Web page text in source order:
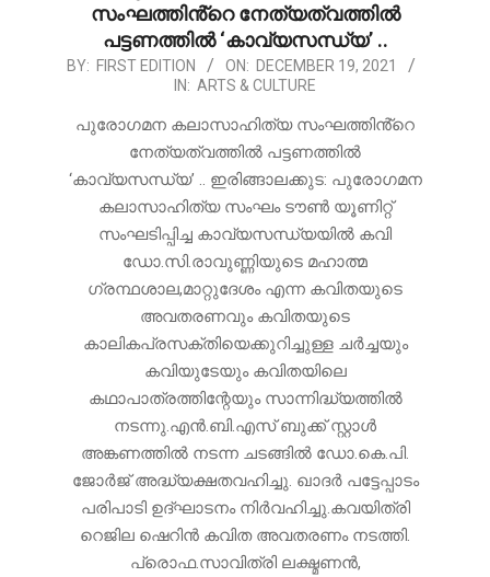
സംഘത്തിൻ്റെ നേത്യത്വത്തിൽ
പട്ടണത്തിൽ ‘കാവ്യസന്ധ്യ’ ..
2021-
19
BY: FIRST EDITION ON: DECEMBER 19, 2021
IN: ARTS & CULTURE
പുരോഗമന കലാസാഹിത്യ സംഘത്തിൻ്റെ
നേത്യത്വത്തിൽ പട്ടണത്തിൽ
‘കാവ്യസന്ധ്യ’ .. ഇരിങ്ങാലക്കുട: പുരോഗമന
കലാസാഹിത്യ സംഘം ടൗൺ യൂണിറ്റ്
സംഘടിപ്പിച്ച കാവ്യസന്ധ്യയിൽ കവി
ഡോ.സി.രാവുണ്ണിയുടെ മഹാത്മ
ഗ്രന്ഥശാല,മാറ്റുദേശം എന്ന കവിതയുടെ
അവതരണവും കവിതയുടെ
കാലികപ്രസക്തിയെക്കുറിച്ചുള്ള ചർച്ചയും
കവിയുടേയും കവിതയിലെ
കഥാപാത്രത്തിന്റേയും സാന്നിദ്ധ്യത്തിൽ
നടന്നു.എൻ.ബി.എസ് ബുക്ക് സ്റ്റാൾ
അങ്കണത്തിൽ നടന്ന ചടങ്ങിൽ ഡോ.കെ.പി.
ജോർജ് അദ്ധ്യക്ഷതവഹിച്ചു. ഖാദർ പട്ടേപ്പാടം
പരിപാടി ഉദ്ഘാടനം നിർവഹിച്ചു.കവയിത്രി
റെജില ഷെറിൻ കവിത അവതരണം നടത്തി.
പ്രൊഫ.സാവിത്രി ലക്ഷ്മണൻ,